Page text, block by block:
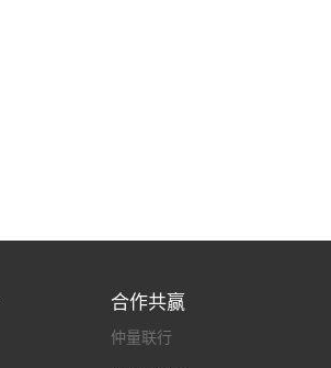
合作共赢
仲量联行